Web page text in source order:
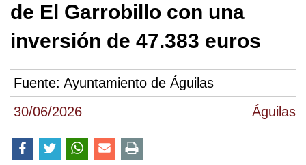
30/06/2026 Águilas
de El Garrobillo con una
inversión de 47.383 euros
Fuente: Ayuntamiento de Águilas